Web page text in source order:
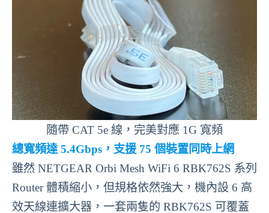
隨帶 CAT 5e 線，完美對應 1G 寬頻
總寬頻達 5.4Gbps，支援 75 個裝置同時上網
雖然 NETGEAR Orbi Mesh WiFi 6 RBK762S 系列
Router 體積縮小，但規格依然強大，機內設 6 高
效天線連擴大器，一套兩隻的 RBK762S 可覆蓋